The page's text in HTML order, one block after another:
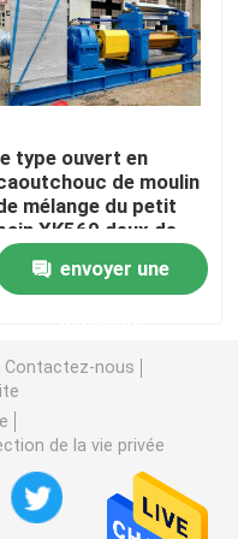
de mélange
Banbury
de feuille
type ouvert en
de moulin
mélange du petit
XK560 deux de
a adapté aux
du client
envoyer une
Contactez-nous
de la vie privée